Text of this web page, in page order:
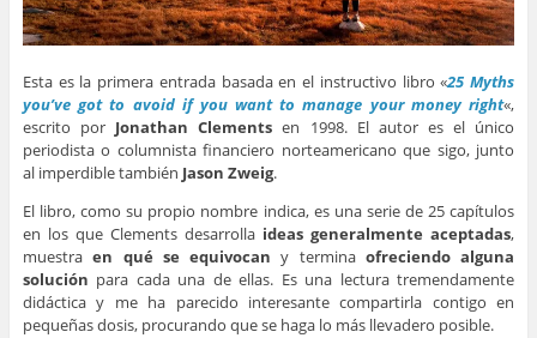
Esta es la primera entrada basada en el instructivo libro «25 Myths
you’ve got to avoid if you want to manage your money right«,
escrito por Jonathan Clements en 1998. El autor es el único
periodista o columnista financiero norteamericano que sigo, junto
al imperdible también Jason Zweig.
El libro, como su propio nombre indica, es una serie de 25 capítulos
en los que Clements desarrolla ideas generalmente aceptadas,
muestraen qué se equivocan y termina ofreciendo alguna
solución para cada una de ellas. Es una lectura tremendamente
didáctica y me ha parecido interesante compartirla contigo en
pequeñas dosis, procurando que se haga lo más llevadero posible.